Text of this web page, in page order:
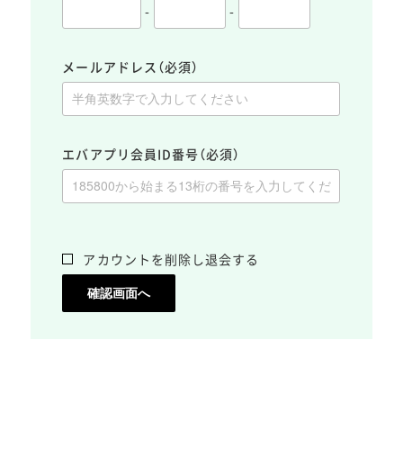
-
-
メールアドレス （必須）
エバアプリ会員ID番号（必須）
アカウントを削除し退会する